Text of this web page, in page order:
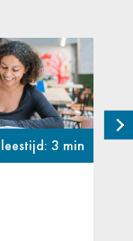
leestijd: 3 min